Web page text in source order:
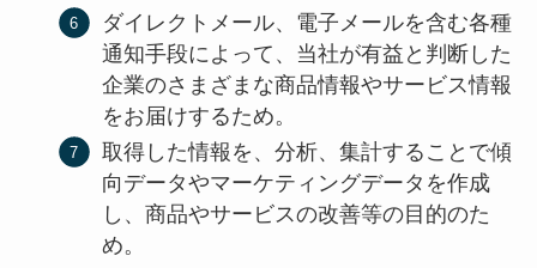
ダイレクトメール、電子メールを含む各種
通知手段によって、当社が有益と判断した
企業のさまざまな商品情報やサービス情報
をお届けするため。
取得した情報を、分析、集計することで傾
向データやマーケティングデータを作成
し、商品やサービスの改善等の目的のた
め。